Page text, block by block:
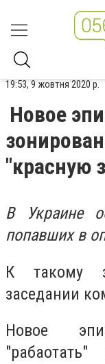
19:53, 9 жовтня 2020 р.
Новое
"красную
В Украине
попавших в
К такому
заседании
Новое